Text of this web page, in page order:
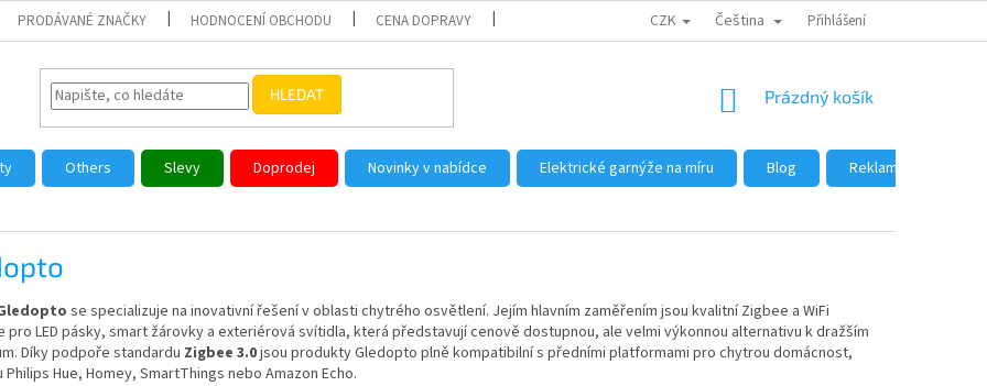
PRODÁVANÉ ZNAČKY HODNOCENÍ OBCHODU CENA DOPRAVY DŮVODY NÁKUPU U NÁS JAK NAKUPOVAT VELKOOBCHOD
CZK Čeština Přihlášení
HLEDAT
NÁKUPNÍ
Prázdný košík
Others Slevy Doprodej Novinky v nabídce Elektrické garnýže na míru Blog
Reklamace a
se specializuje na inovativní řešení v oblasti chytrého osvětlení. Jejím hlavním zaměřením jsou kvalitní Zigbee a WiFi
pro LED pásky, smart žárovky a exteriérová svítidla, která představují cenově dostupnou, ale velmi výkonnou alternativu k dražším
Díky podpoře standardu Zigbee 3.0jsou produkty Gledopto plně kompatibilní s předními platformami pro chytrou domácnost,
Philips Hue, Homey, SmartThings nebo Amazon Echo.